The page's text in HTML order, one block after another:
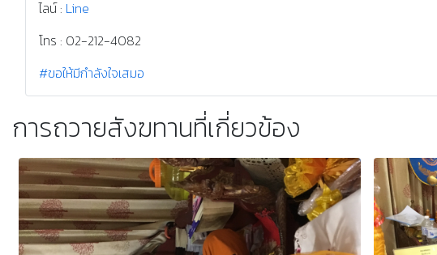
ชุดสังฆทานยา โดยคุณมัณฑิรา ศ
ขอให้ผลบุญจากการทำสังฆทานครั้งนี้ นำพาแต่สิ่งดีๆ เข้ามาในชีวิตของท่านและ
ชุดสังฆทานยาสดใหม่จากร้านยา
Facebook :MakeAMerit
ไลน์ :Line
โทร : 02-212-4082
#ขอให้มีกำลังใจเสมอ